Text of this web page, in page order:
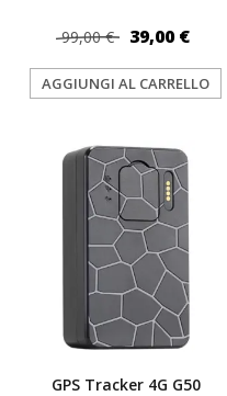
99,00 € 39,00 €
AGGIUNGI AL CARRELLO
GPS Tracker 4G G50